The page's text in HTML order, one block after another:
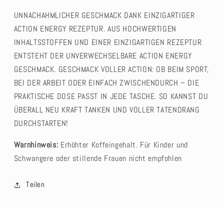
UNNACHAHMLICHER GESCHMACK DANK EINZIGARTIGER
ACTION ENERGY REZEPTUR. AUS HOCHWERTIGEN
INHALTSSTOFFEN UND EINER EINZIGARTIGEN REZEPTUR
ENTSTEHT DER UNVERWECHSELBARE ACTION ENERGY
GESCHMACK. GESCHMACK VOLLER ACTION: OB BEIM SPORT,
BEI DER ARBEIT ODER EINFACH ZWISCHENDURCH – DIE
PRAKTISCHE DOSE PASST IN JEDE TASCHE. SO KANNST DU
ÜBERALL NEU KRAFT TANKEN UND VOLLER TATENDRANG
DURCHSTARTEN!
Warnhinweis: Erhöhter Koffeingehalt. Für Kinder und
Schwangere oder stillende Frauen nicht empfohlen
Teilen